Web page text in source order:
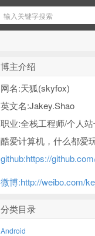
博主介绍
网名:天狐(skyfox)
英文名:Jakey.Shao
职业:全栈工程师/个人站
酷爱计算机，什么都爱玩
github:https://
微博:http://weibo.com/
分类目录
Android